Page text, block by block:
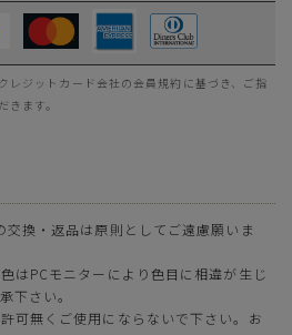
ジットカード会社の会員規約に基づき、ご指
ます。
交換・返品は原則としてご遠慮願いま
はPCモニターにより色目に相違が生じ
下さい。
可無くご使用にならないで下さい。お